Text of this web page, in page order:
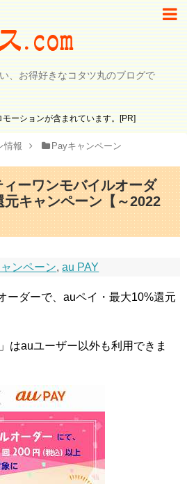
、お得好きなコタツ丸のブログで
ーションが含まれています。[PR]
情報 Payキャンペーン
ーワンモバイルオーダ
元キャンペーン【～2022
ンペーン,au PAY
ーダーで、auペイ・最大10%還元
はauユーザー以外も利用できま